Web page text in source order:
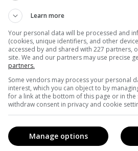
режиссер-постановщик –
художник-постановщик –
на весну 2021 года.
снимаетвторой сезон
«Папаньки»
Learn more
Your personal data will be processed and
(cookies, unique identifiers, and other
accessed by and shared with 227 partners,
site. We and our partners may use precise
partners.
Some vendors may process your personal
interest, which you can object to by
for a link at the bottom of this page or in
withdraw consent in privacy and cookie
Manage options